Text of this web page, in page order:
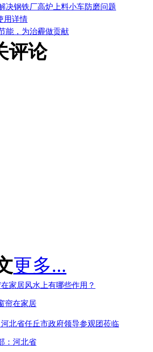
决钢铁厂高炉上料小车防磨问题
用详情
能，为治霾做贡献
评论
更多...
帘在家居
：河北省